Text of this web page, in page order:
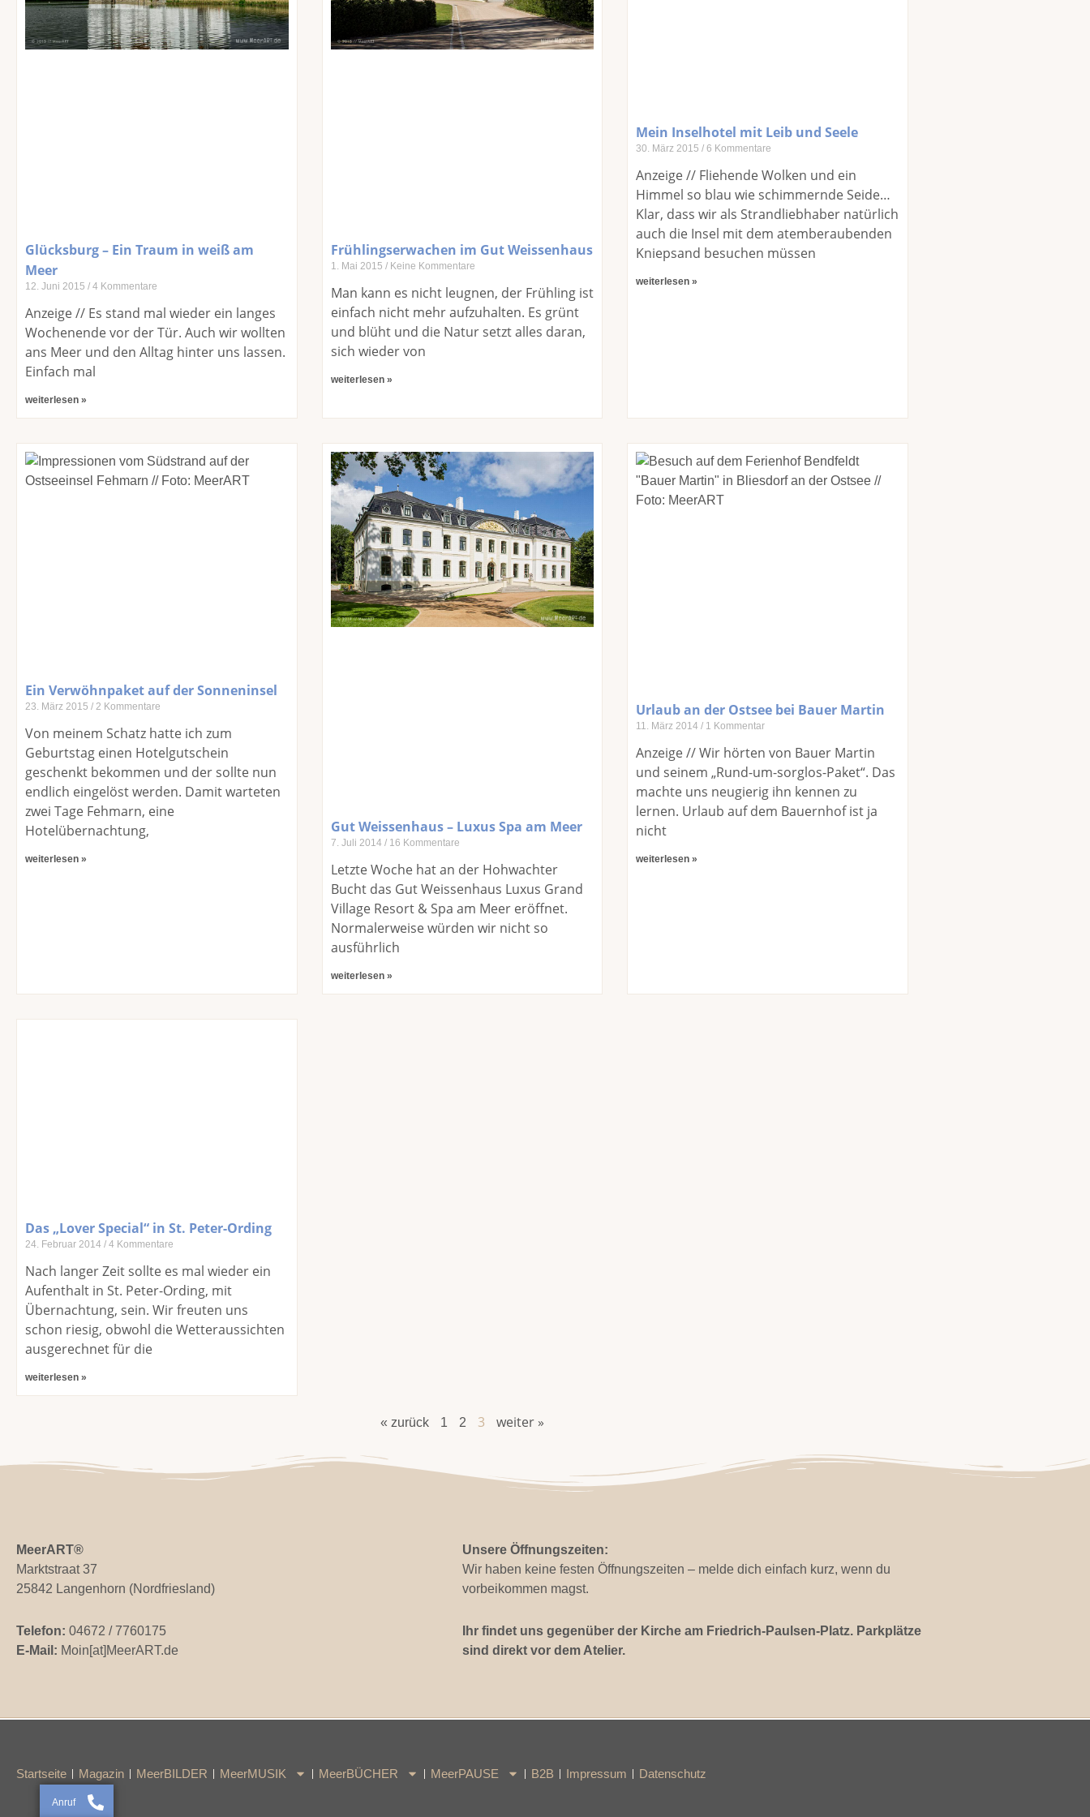
Glücksburg – Ein Traum in weiß am
Meer
12. Juni 2015 4 Kommentare
Anzeige // Es stand mal wieder ein langes
Wochenende vor der Tür. Auch wir wollten
ans Meer und den Alltag hinter uns lassen.
Einfach mal
weiterlesen »
Frühlingserwachen im Gut Weissenhaus
1. Mai 2015 Keine Kommentare
Man kann es nicht leugnen, der Frühling ist
einfach nicht mehr aufzuhalten. Es grünt
und blüht und die Natur setzt alles daran,
sich wieder von
weiterlesen »
Mein Inselhotel mit Leib und Seele
30. März 2015 6 Kommentare
Anzeige // Fliehende Wolken und ein
Himmel so blau wie schimmernde Seide…
Klar, dass wir als Strandliebhaber natürlich
auch die Insel mit dem atemberaubenden
Kniepsand besuchen müssen
weiterlesen »
Ein Verwöhnpaket auf der Sonneninsel
23. März 2015 2 Kommentare
Von meinem Schatz hatte ich zum
Geburtstag einen Hotelgutschein
geschenkt bekommen und der sollte nun
endlich eingelöst werden. Damit warteten
zwei Tage Fehmarn, eine
Hotelübernachtung,
weiterlesen »
Gut Weissenhaus – Luxus Spa am Meer
7. Juli 2014 16 Kommentare
Letzte Woche hat an der Hohwachter
Bucht das Gut Weissenhaus Luxus Grand
Village Resort & Spa am Meer eröffnet.
Normalerweise würden wir nicht so
ausführlich
weiterlesen »
Urlaub an der Ostsee bei Bauer Martin
11. März 2014 1 Kommentar
Anzeige // Wir hörten von Bauer Martin
und seinem „Rund-um-sorglos-Paket“. Das
machte uns neugierig ihn kennen zu
lernen. Urlaub auf dem Bauernhof ist ja
nicht
weiterlesen »
Das „Lover Special“ in St. Peter-Ording
24. Februar 2014 4 Kommentare
Nach langer Zeit sollte es mal wieder ein
Aufenthalt in St. Peter-Ording, mit
Übernachtung, sein. Wir freuten uns
schon riesig, obwohl die Wetteraussichten
ausgerechnet für die
weiterlesen »
« zurück 1 2 3 weiter »
MeerART®
Marktstraat 37
25842 Langenhorn (Nordfriesland)
Telefon: 04672 / 7760175
E-Mail: Moin[at]MeerART.de
Unsere Öffnungszeiten:
Wir haben keine festen Öffnungszeiten – melde dich einfach kurz, wenn du
vorbeikommen magst.
Ihr findet uns gegenüber der Kirche am Friedrich-Paulsen-Platz. Parkplätze
sind direkt vor dem Atelier.
Startseite Magazin MeerBILDER MeerMUSIK MeerBÜCHER MeerPAUSE B2B Impressum Datenschutz
Anruf